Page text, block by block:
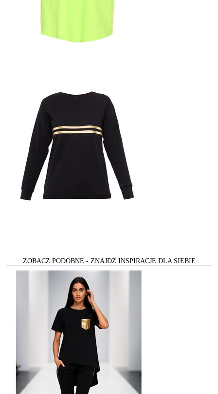
ZOBACZ PODOBNE - ZNAJDŻ INSPIRACJE DLA SIEBIE